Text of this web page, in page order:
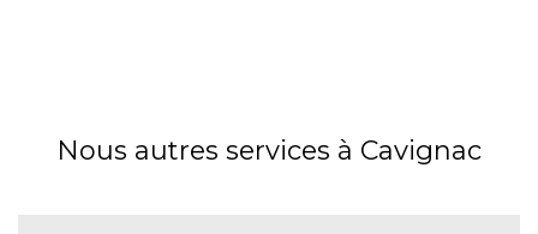
Nous autres services à Cavignac